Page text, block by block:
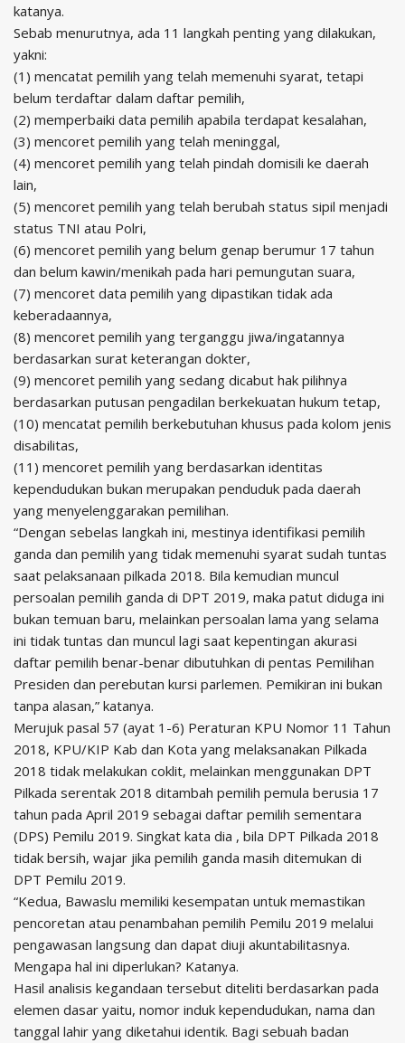
katanya.
Sebab menurutnya, ada 11 langkah penting yang dilakukan,
yakni:
(1) mencatat pemilih yang telah memenuhi syarat, tetapi
belum terdaftar dalam daftar pemilih,
(2) memperbaiki data pemilih apabila terdapat kesalahan,
(3) mencoret pemilih yang telah meninggal,
(4) mencoret pemilih yang telah pindah domisili ke daerah
lain,
(5) mencoret pemilih yang telah berubah status sipil menjadi
status TNI atau Polri,
(6) mencoret pemilih yang belum genap berumur 17 tahun
dan belum kawin/menikah pada hari pemungutan suara,
(7) mencoret data pemilih yang dipastikan tidak ada
keberadaannya,
(8) mencoret pemilih yang terganggu jiwa/ingatannya
berdasarkan surat keterangan dokter,
(9) mencoret pemilih yang sedang dicabut hak pilihnya
berdasarkan putusan pengadilan berkekuatan hukum tetap,
(10) mencatat pemilih berkebutuhan khusus pada kolom jenis
disabilitas,
(11) mencoret pemilih yang berdasarkan identitas
kependudukan bukan merupakan penduduk pada daerah
yang menyelenggarakan pemilihan.
“Dengan sebelas langkah ini, mestinya identifikasi pemilih
ganda dan pemilih yang tidak memenuhi syarat sudah tuntas
saat pelaksanaan pilkada 2018. Bila kemudian muncul
persoalan pemilih ganda di DPT 2019, maka patut diduga ini
bukan temuan baru, melainkan persoalan lama yang selama
ini tidak tuntas dan muncul lagi saat kepentingan akurasi
daftar pemilih benar-benar dibutuhkan di pentas Pemilihan
Presiden dan perebutan kursi parlemen. Pemikiran ini bukan
tanpa alasan,” katanya.
Merujuk pasal 57 (ayat 1-6) Peraturan KPU Nomor 11 Tahun
2018, KPU/KIP Kab dan Kota yang melaksanakan Pilkada
2018 tidak melakukan coklit, melainkan menggunakan DPT
Pilkada serentak 2018 ditambah pemilih pemula berusia 17
tahun pada April 2019 sebagai daftar pemilih sementara
(DPS) Pemilu 2019. Singkat kata dia , bila DPT Pilkada 2018
tidak bersih, wajar jika pemilih ganda masih ditemukan di
DPT Pemilu 2019.
“Kedua, Bawaslu memiliki kesempatan untuk memastikan
pencoretan atau penambahan pemilih Pemilu 2019 melalui
pengawasan langsung dan dapat diuji akuntabilitasnya.
Mengapa hal ini diperlukan? Katanya.
Hasil analisis kegandaan tersebut diteliti berdasarkan pada
elemen dasar yaitu, nomor induk kependudukan, nama dan
tanggal lahir yang diketahui identik. Bagi sebuah badan